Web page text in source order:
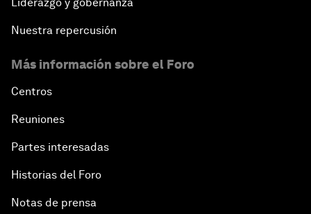
Liderazgo y gobernanza
Nuestra repercusión
Más información sobre el Foro
Centros
Reuniones
Partes interesadas
Historias del Foro
Notas de prensa